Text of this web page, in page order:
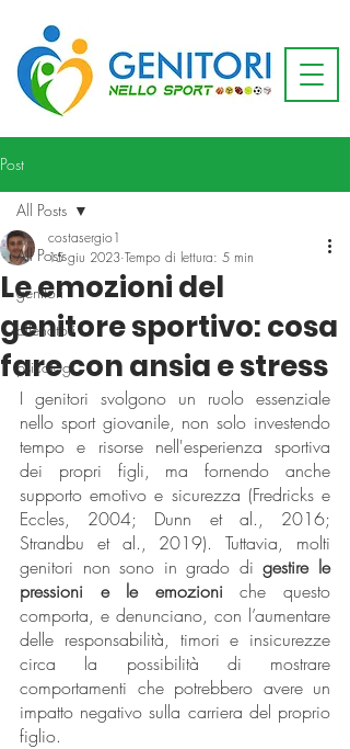
Post
All Posts
genitori
allenatori
psicologi
All Posts
Le emozioni del
genitore sportivo: cosa
fare con ansia e stress
costasergio1
15 giu 2023 Tempo di lettura: 5 min
I genitori svolgono un ruolo essenziale
nello sport giovanile, non solo investendo
tempo e risorse nell'esperienza sportiva
dei propri figli, ma fornendo anche
supporto emotivo e sicurezza (Fredricks e
Eccles, 2004; Dunn et al., 2016;
Strandbu et al., 2019). Tuttavia, molti
genitori non sono in grado di gestire le
pressioni e le emozioni che questo
comporta, e denunciano, con l’aumentare
delle responsabilità, timori e insicurezze
circa la possibilità di mostrare
comportamenti che potrebbero avere un
impatto negativo sulla carriera del proprio
figlio.